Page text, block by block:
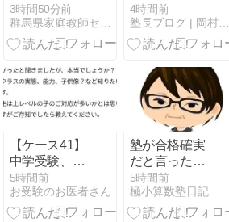
子）｜特進コ
ース在籍・英
語または数学
てくださる女
性の先生募
集！
3時間50分前
群馬県家庭教師センター
い？】便利な
言葉だよね
ー、でもね間
ね、それ。
4時間前
塾長ブログ | 岡村塾 大阪茨木の学習塾
【ケース41】
中学受験、基
本校から中堅
校受験層はど
う変わった
5時間前
お受験のお医者さん
塾が合格確実
だと言ったの
に
5時間前
極小算数塾日記